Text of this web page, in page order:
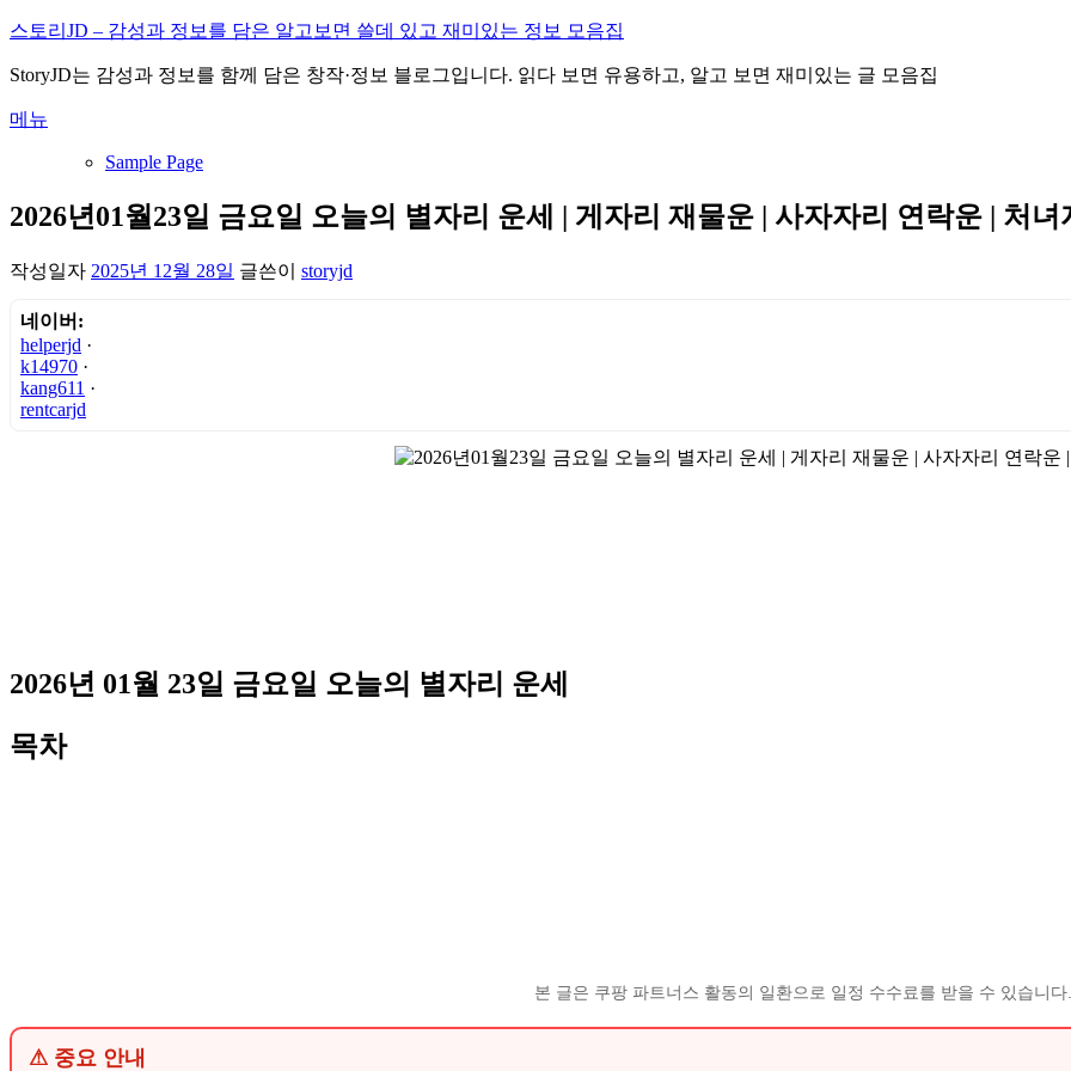
내
으
바
기
스토리JD – 감성과 정보를 담은 알고보면 쓸데 있고 재미있는 정보 모음집
StoryJD는 감성과 정보를 함께 담은 창작·정보 블로그입니다. 읽다 보면 유용하고, 알고 보면 재미있는 글 모음집
메뉴
Sample Page
2026년01월23일 금요일 오늘의 별자리 운세 | 게자리 재물운 | 사자자리 연락운 | 처
작성일자 2025년 12월 28일 글쓴이 storyjd
네이버:
helperjd ·
k14970 ·
kang611 ·
rentcarjd
2026년 01월 23일 금요일 오늘의 별자리 운세
목차
본 글은 쿠팡 파트너스 활동의 일환으로 일정 수수료를 받을 수 있습니다.
⚠ 중요 안내